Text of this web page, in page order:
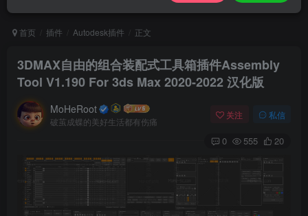
首页 插件 Autodesk插件 正文
3DMAX自由的组合装配式工具箱插件Assembly
Tool V1.190 For 3ds Max 2020-2022 汉化版
MoHeRoot
破茧成蝶的美好生活都有伤痛
关注 私信
0 555 20